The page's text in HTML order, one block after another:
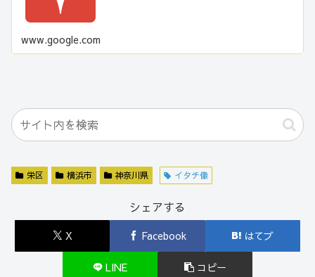
www.google.com
栄区 横浜市 神奈川県 イタチ像
シェアする
X Facebook はてブ
LINE コピー